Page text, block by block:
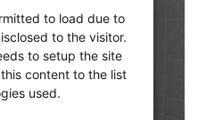
to load due to
to the visitor.
to setup the site
content to the list
used.